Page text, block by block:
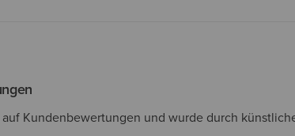
auf Kundenbewertungen und wurde durch